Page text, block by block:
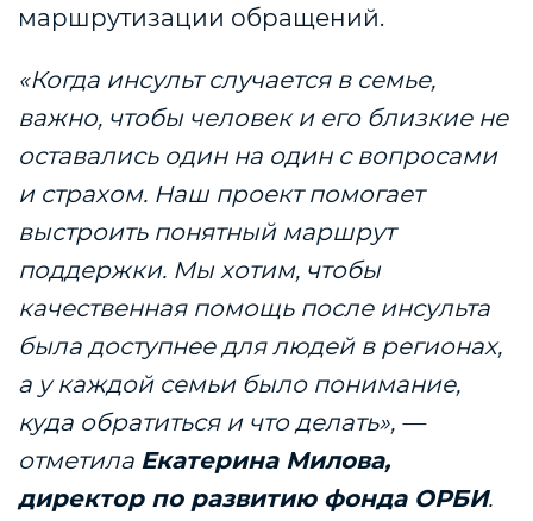
маршрутизации обращений.
«Когда инсульт случается в семье,
важно, чтобы человек и его близкие не
оставались один на один с вопросами
и страхом. Наш проект помогает
выстроить понятный маршрут
поддержки. Мы хотим, чтобы
качественная помощь после инсульта
была доступнее для людей в регионах,
а у каждой семьи было понимание,
куда обратиться и что делать», —
отметила Екатерина Милова,
директор по развитию фонда ОРБИ.